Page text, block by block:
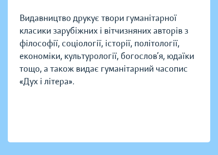
Видавництво друкує твори гуманітарної
класики зарубіжних і вітчизняних авторів з
філософії, соціології, історії, політології,
економіки, культурології, богослов’я, юдаїки
тощо, а також видає гуманітарний часопис
«Дух і літера».